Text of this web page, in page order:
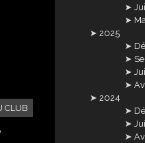
CLUB
2025
2024